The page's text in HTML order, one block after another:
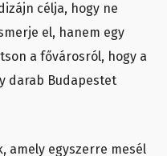
célja, hogy ne
el, hanem egy
a fővárosról, hogy a
darab Budapestet
amely egyszerre mesél